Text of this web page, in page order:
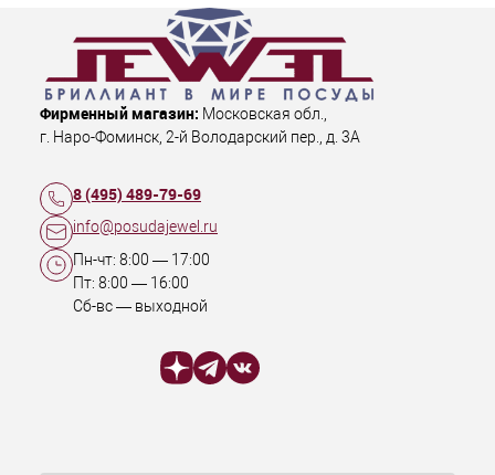
Фирменный магазин: Московская обл.,
г. Наро-Фоминск, 2-й Володарский пер., д. 3А
8 (495) 489-79-69
info@posudajewel.ru
Пн-чт: 8:00 — 17:00
Пт: 8:00 — 16:00
Сб-вс — выходной